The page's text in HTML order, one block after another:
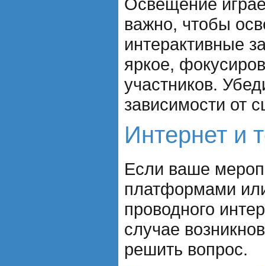
важно, чтобы
интерактивные
яркое,
участников.
зависимости от
Интернет и
Если ваше
платформами
проводного
случае
решить вопрос.